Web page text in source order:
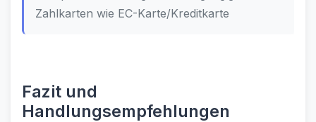
Zahlkarten wie EC-Karte/Kreditkarte
Fazit und
Handlungsempfehlungen